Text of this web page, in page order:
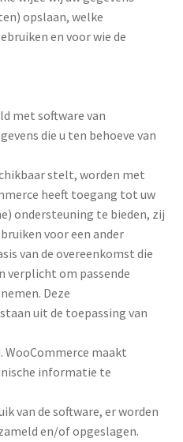
opslaan, welke
en voor wie de
met software van
die u ten behoeve van
stelt, worden met
heeft toegang tot uw
ondersteuning te bieden, zij
voor een ander
van de overeenkomst die
verplicht om passende
Deze
uit de toepassing van
maakt
informatie te
van de software, er worden
en/of opgeslagen.